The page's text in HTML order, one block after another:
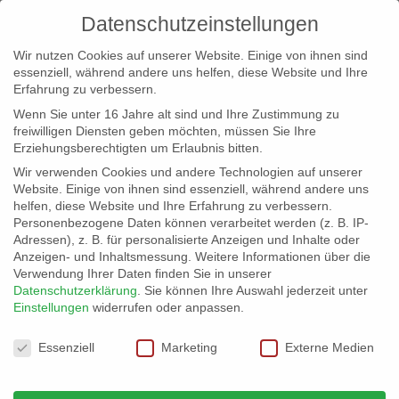
info@erfolgreich-events.de
+4940 46 777 230
Datenschutzeinstellungen
Wir nutzen Cookies auf unserer Website. Einige von ihnen sind
essenziell, während andere uns helfen, diese Website und Ihre
Erfahrung zu verbessern.
Wenn Sie unter 16 Jahre alt sind und Ihre Zustimmung zu
freiwilligen Diensten geben möchten, müssen Sie Ihre
Erziehungsberechtigten um Erlaubnis bitten.
Wir verwenden Cookies und andere Technologien auf unserer
Website. Einige von ihnen sind essenziell, während andere uns
helfen, diese Website und Ihre Erfahrung zu verbessern.
Personenbezogene Daten können verarbeitet werden (z. B. IP-
Adressen), z. B. für personalisierte Anzeigen und Inhalte oder
Anzeigen- und Inhaltsmessung. Weitere Informationen über die
Verwendung Ihrer Daten finden Sie in unserer
Datenschutzerklärung
Sie können Ihre Auswahl jederzeit unter
Einstellungen widerrufen oder anpassen.
Datenschutzeinstellungen
Essenziell Marketing Externe Medien